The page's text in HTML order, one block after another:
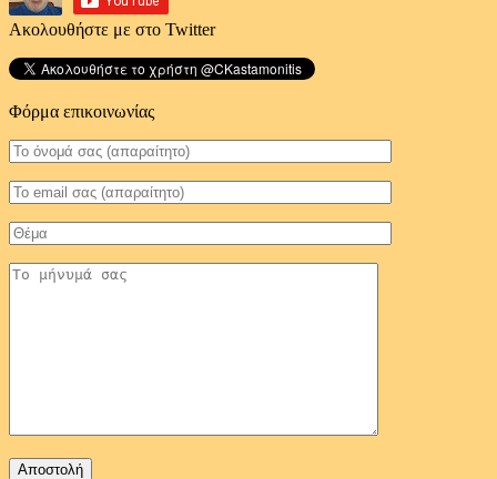
Ακολουθήστε με στο Twitter
Φόρμα επικοινωνίας